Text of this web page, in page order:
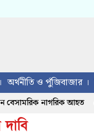
অর্থনীতি ও পুঁজিবাজার
নাগরিক আহত